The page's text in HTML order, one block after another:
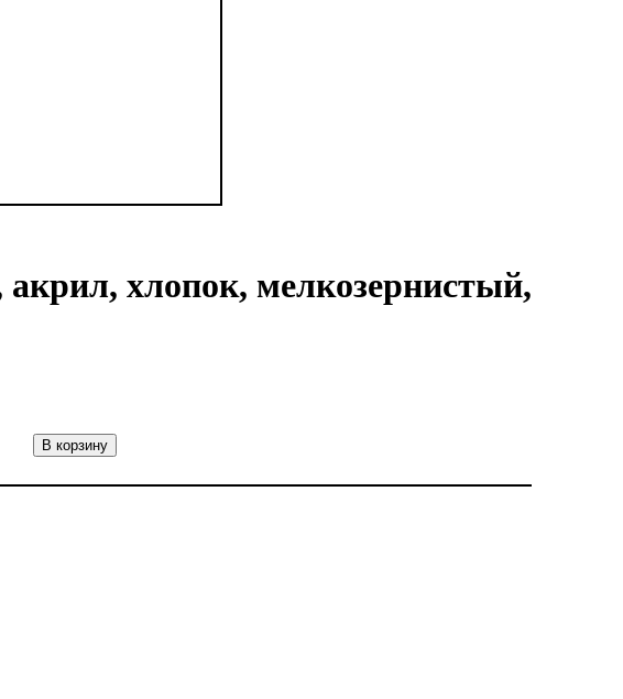
хлопок, мелкозернистый,
В корзину